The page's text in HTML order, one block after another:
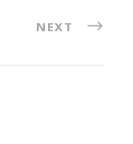
NEXT